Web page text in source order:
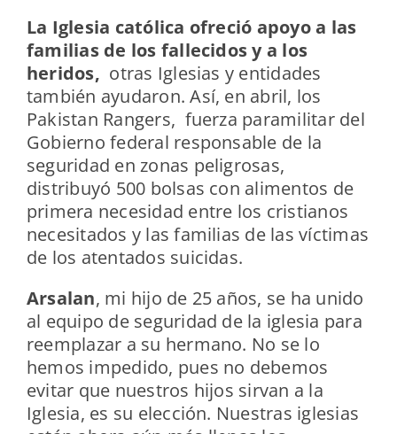
La Iglesia católica ofreció apoyo a las
familias de los fallecidos y a los
heridos, otras Iglesias y entidades
también ayudaron. Así, en abril, los
Pakistan Rangers, fuerza paramilitar del
Gobierno federal responsable de la
seguridad en zonas peligrosas,
distribuyó 500 bolsas con alimentos de
primera necesidad entre los cristianos
necesitados y las familias de las víctimas
de los atentados suicidas.
Arsalan, mi hijo de 25 años, se ha unido
al equipo de seguridad de la iglesia para
reemplazar a su hermano. No se lo
hemos impedido, pues no debemos
evitar que nuestros hijos sirvan a la
Iglesia, es su elección. Nuestras iglesias